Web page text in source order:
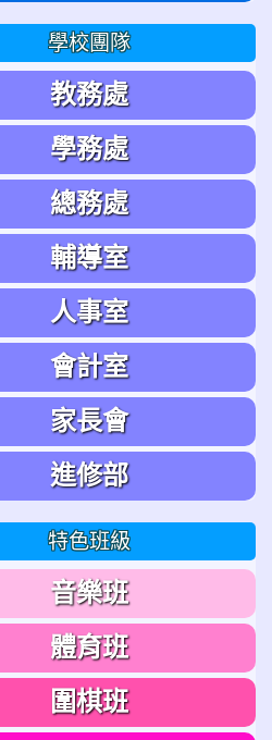
學校團隊
教務處
學務處
總務處
輔導室
人事室
會計室
家長會
進修部
特色班級
音樂班
體育班
圍棋班